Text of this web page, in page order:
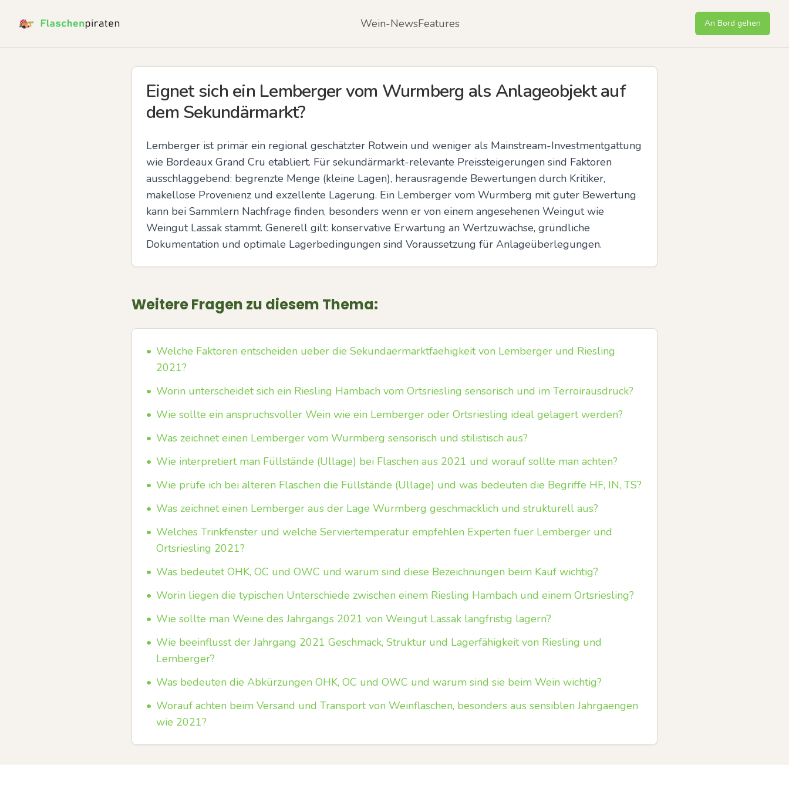
Wein-NewsFeatures An Bord gehen
Eignet sich ein Lemberger vom Wurmberg als Anlageobjekt auf
dem Sekundärmarkt?
Lemberger ist primär ein regional geschätzter Rotwein und weniger als Mainstream-Investmentgattung
wie Bordeaux Grand Cru etabliert. Für sekundärmarkt-relevante Preissteigerungen sind Faktoren
ausschlaggebend: begrenzte Menge (kleine Lagen), herausragende Bewertungen durch Kritiker,
makellose Provenienz und exzellente Lagerung. Ein Lemberger vom Wurmberg mit guter Bewertung
kann bei Sammlern Nachfrage finden, besonders wenn er von einem angesehenen Weingut wie
Weingut Lassak stammt. Generell gilt: konservative Erwartung an Wertzuwächse, gründliche
Dokumentation und optimale Lagerbedingungen sind Voraussetzung für Anlageüberlegungen.
Weitere Fragen zu diesem Thema:
• Welche Faktoren entscheiden ueber die Sekundaermarktfaehigkeit von Lemberger und Riesling
2021?
• Worin unterscheidet sich ein Riesling Hambach vom Ortsriesling sensorisch und im Terroirausdruck?
• Wie sollte ein anspruchsvoller Wein wie ein Lemberger oder Ortsriesling ideal gelagert werden?
• Was zeichnet einen Lemberger vom Wurmberg sensorisch und stilistisch aus?
• Wie interpretiert man Füllstände (Ullage) bei Flaschen aus 2021 und worauf sollte man achten?
• Wie prüfe ich bei älteren Flaschen die Füllstände (Ullage) und was bedeuten die Begriffe HF, IN, TS?
• Was zeichnet einen Lemberger aus der Lage Wurmberg geschmacklich und strukturell aus?
• Welches Trinkfenster und welche Serviertemperatur empfehlen Experten fuer Lemberger und
Ortsriesling 2021?
• Was bedeutet OHK, OC und OWC und warum sind diese Bezeichnungen beim Kauf wichtig?
• Worin liegen die typischen Unterschiede zwischen einem Riesling Hambach und einem Ortsriesling?
• Wie sollte man Weine des Jahrgangs 2021 von Weingut Lassak langfristig lagern?
• Wie beeinflusst der Jahrgang 2021 Geschmack, Struktur und Lagerfähigkeit von Riesling und
Lemberger?
• Was bedeuten die Abkürzungen OHK, OC und OWC und warum sind sie beim Wein wichtig?
• Worauf achten beim Versand und Transport von Weinflaschen, besonders aus sensiblen Jahrgaengen
wie 2021?